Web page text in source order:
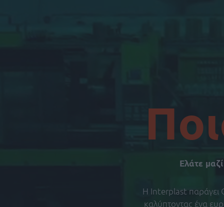
Ελάτε
H Interplast παράγει
καλύπτοντας ένα